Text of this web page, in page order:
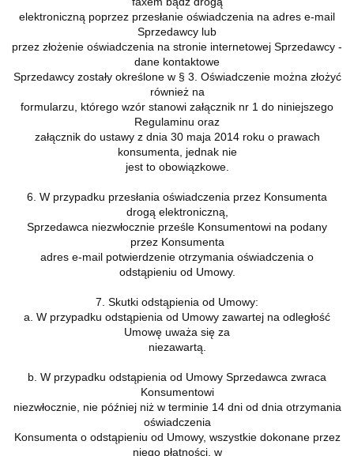
elektroniczną poprzez przesłanie oświadczenia na adres e-mail
Sprzedawcy lub
przez złożenie oświadczenia na stronie internetowej Sprzedawcy -
dane kontaktowe
Sprzedawcy zostały określone w § 3. Oświadczenie można złożyć
również na
formularzu, którego wzór stanowi załącznik nr 1 do niniejszego
Regulaminu oraz
załącznik do ustawy z dnia 30 maja 2014 roku o prawach
konsumenta, jednak nie
jest to obowiązkowe.
6. W przypadku przesłania oświadczenia przez Konsumenta
drogą elektroniczną,
Sprzedawca niezwłocznie prześle Konsumentowi na podany
przez Konsumenta
adres e-mail potwierdzenie otrzymania oświadczenia o
odstąpieniu od Umowy.
7. Skutki odstąpienia od Umowy:
a. W przypadku odstąpienia od Umowy zawartej na odległość
Umowę uważa się za
niezawartą.
b. W przypadku odstąpienia od Umowy Sprzedawca zwraca
Konsumentowi
niezwłocznie, nie później niż w terminie 14 dni od dnia otrzymania
oświadczenia
Konsumenta o odstąpieniu od Umowy, wszystkie dokonane przez
niego płatności, w